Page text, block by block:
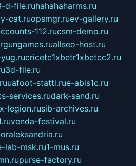
d-file.ruhahahaharms.ru
cat.ruopsmgr.ruev-gallery.ru
112.rucsm-demo.ru
allseo-host.ru
cricetc1xbetr1xbetcc2.ru
3d-file.ru
uafoot-statti.rue-abis1c.ru
services.rudark-sand.ru
x-legion.rusib-archives.ru
venda-festival.ru
lab-msk.ru1-mus.ru
purse-factory.ru